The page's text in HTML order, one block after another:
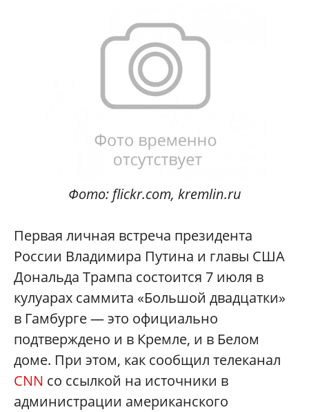
Фото: flickr.com, kremlin.ru
Первая личная встреча президента
России Владимира Путина и главы США
Дональда Трампа состоится 7 июля в
кулуарах саммита «Большой двадцатки»
в Гамбурге — это официально
подтверждено и в Кремле, и в Белом
доме. При этом, как сообщил телеканал
CNN со ссылкой на источники в
администрации американского